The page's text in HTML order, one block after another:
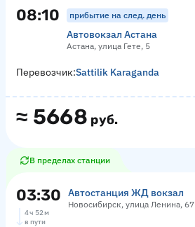
08:10 прибытие на след. день
Автовокзал Астана
Астана, улица Гете, 5
≈ 5668 руб.
Перевозчик:Sattilik Karaganda
В пределах станции
03:30 Автостанция ЖД вокзал
Новосибирск, улица Ленина, 67
4 ч 52 м
в пути